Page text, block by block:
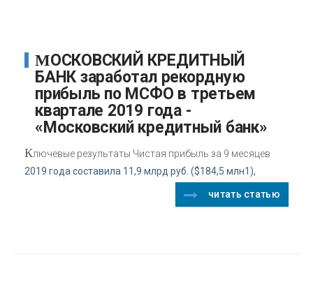
МОСКОВСКИЙ КРЕДИТНЫЙ
БАНК заработал рекордную
прибыль по МСФО в третьем
квартале 2019 года -
«Московский кредитный банк»
Ключевые результаты Чистая прибыль за 9 месяцев
2019 года составила 11,9 млрд руб. ($184,5 млн1),
читать статью